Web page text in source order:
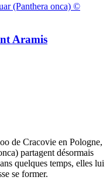
(Panthera onca) ©
Aramis
de Cracovie en Pologne,
partagent désormais
quelques temps, elles lui
se former.